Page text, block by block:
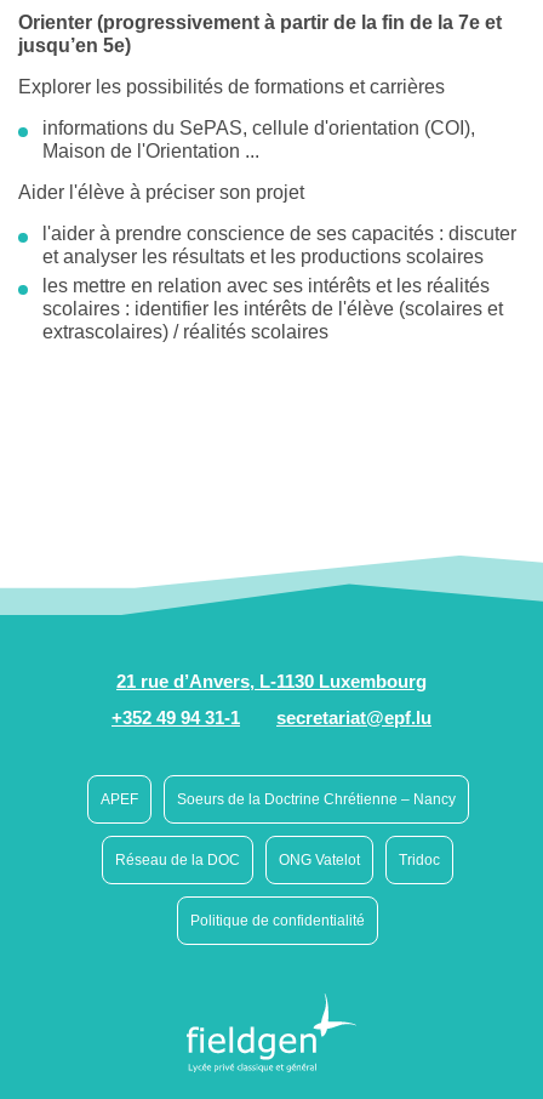
Orienter (progressivement à partir de la fin de la 7e et
jusqu’en 5e)
Explorer les possibilités de formations et carrières
informations du SePAS, cellule d'orientation (COI),
Maison de l'Orientation ...
Aider l'élève à préciser son projet
l'aider à prendre conscience de ses capacités : discuter
et analyser les résultats et les productions scolaires
les mettre en relation avec ses intérêts et les réalités
scolaires : identifier les intérêts de l'élève (scolaires et
extrascolaires) / réalités scolaires
21 rue d’Anvers, L-1130 Luxembourg
+352 49 94 31-1
secretariat@epf.lu
APEF Soeurs de la Doctrine Chrétienne – Nancy
Réseau de la DOC ONG Vatelot Tridoc
Politique de confidentialité